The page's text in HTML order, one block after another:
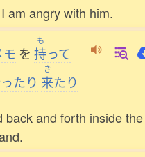
am angry with him.
モ を
も
持って
ったり
き
来たり
back and forth inside